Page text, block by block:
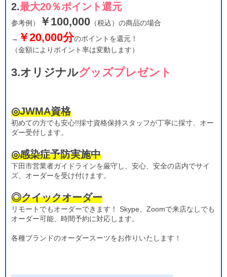
2.最大20％ポイント還元
参考例） ￥100,000 （税込）の商品の場合
→ ￥20,000分のポイントを還元！
（金額によりポイント率は変動します）
3.オリジナルグッズプレゼント
◎JWMA資格
初めての方でも安心!!採寸資格保持スタッフが丁寧に採寸、オー
ダー受付します。
◎感染症予防実施中
下田市営業者ガイドラインを厳守し、安心、安全の店内でサイ
ズ、オーダーを受け付けます。
◎クイックオーダー
リモートでもオーダーできます！ Skype、Zoomで来店なしでも
オーダー可能、時間予約に対応します。
各種ブランドのオーダースーツをお作りいたします！